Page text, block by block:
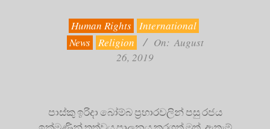
Human Rights International
News Religion On: August
26, 2019
පාස්කු ඉරිදා බෝම්බ ප්‍රහාරවලින් පසු රජය